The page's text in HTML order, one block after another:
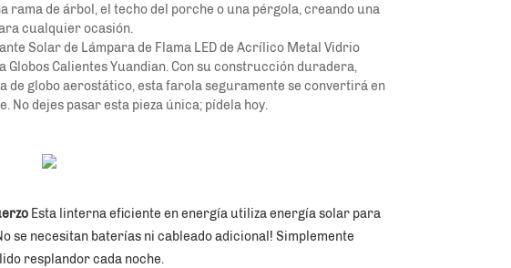
rama de árbol, el techo del porche o una pérgola, creando una
cualquier ocasión.
Solar de Lámpara de Flama LED de Acrílico Metal Vidrio
Calientes Yuandian. Con su construcción duradera,
de globo aerostático, esta farola seguramente se convertirá en
dejes pasar esta pieza única; pídela hoy.
Esta linterna eficiente en energía utiliza energía solar para
se necesitan baterías ni cableado adicional! Simplemente
resplandor cada noche.